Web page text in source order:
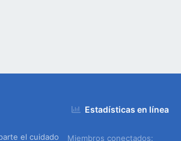
el cuidado
Estadísticas en línea
Miembros conectados